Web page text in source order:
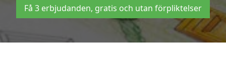
Få 3 erbjudanden, gratis och utan förpliktelser